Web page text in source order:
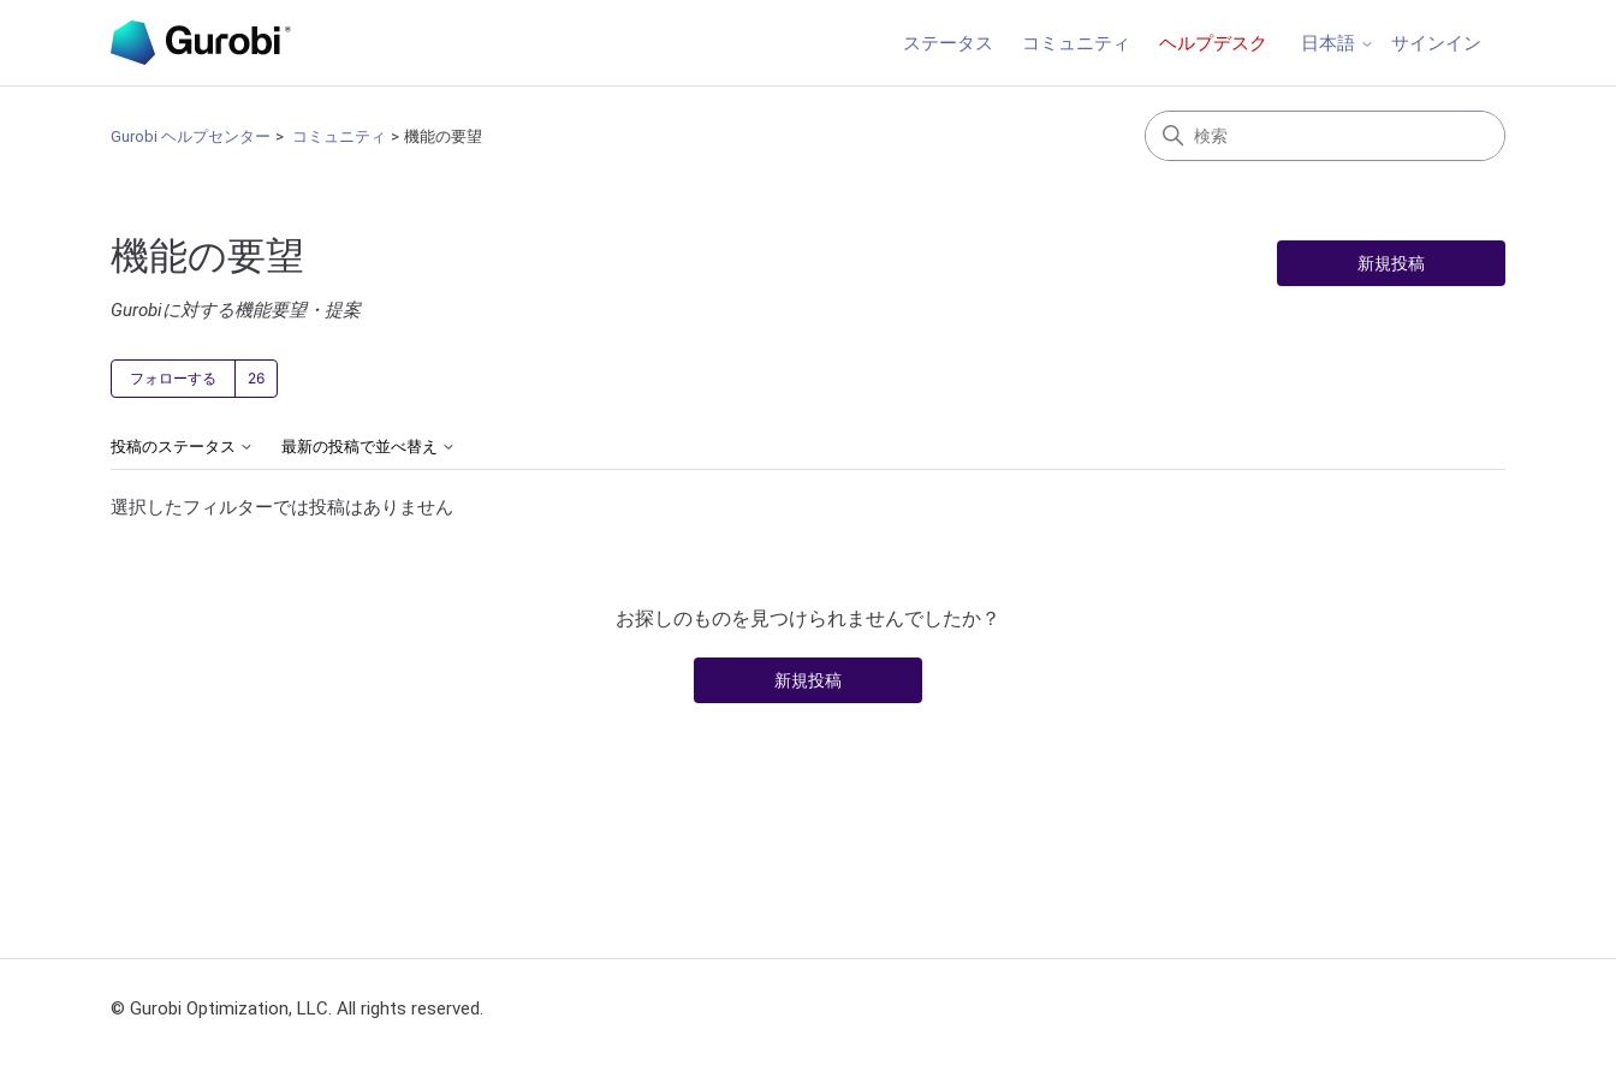
ステータス コミュニティ ヘルプデスク 日本語 サインイン
Gurobi ヘルプセンター コミュニティ 機能の要望
機能の要望 新規投稿
Gurobiに対する機能要望・提案
フォローする
投稿のステータス 最新の投稿で並べ替え
選択したフィルターでは投稿はありません
お探しのものを見つけられませんでしたか？
新規投稿
© Gurobi Optimization, LLC. All rights reserved.